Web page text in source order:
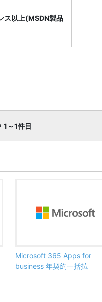
ス以上(MSDN製品
1～1件目
Microsoft 365 Apps for
business 年契約一括払